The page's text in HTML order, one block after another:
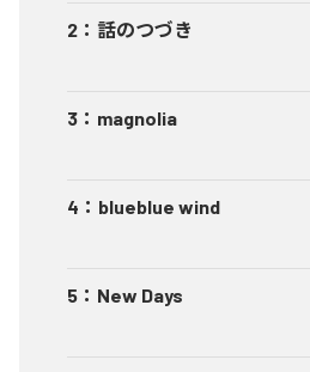
2 ： 話のつづき
3 ： magnolia
4 ： blueblue wind
5 ： New Days